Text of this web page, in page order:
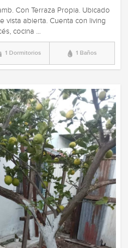
Con Terraza Propia. Ubicado
vista abierta. Cuenta con living
cocina ...
1 Dormitorios 1 Baños